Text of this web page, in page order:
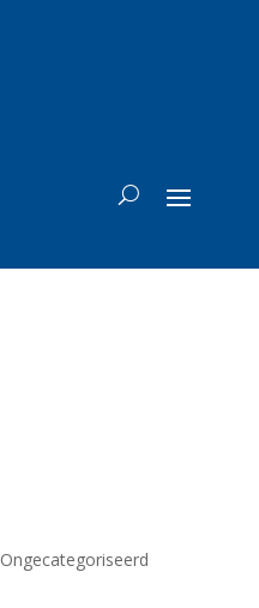
Ongecategoriseerd